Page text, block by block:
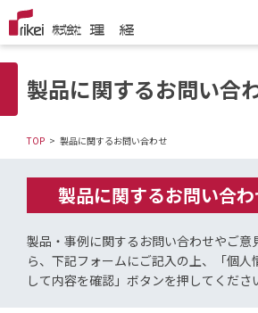
製品に関するお問い合
TOP 製品に関するお問い合わせ
製品に関するお問い合
製品・事例に関するお問い合わせやご意
ら、 下記フォームにご記入の上、「個人
して内容を確認」ボタンを押してくださ